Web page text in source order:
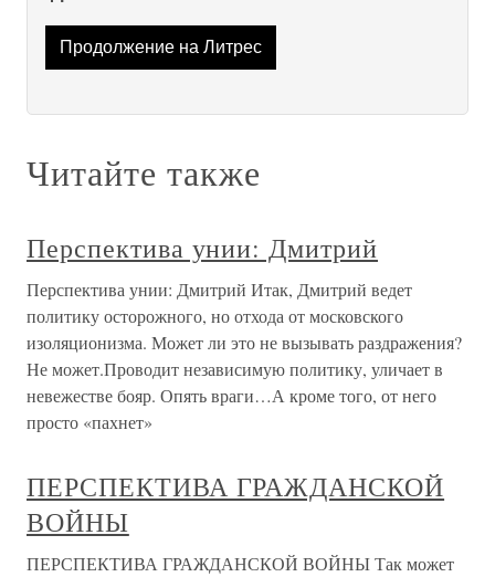
Продолжение на Литрес
Читайте также
Перспектива унии: Дмитрий
Перспектива унии: Дмитрий Итак, Дмитрий ведет
политику осторожного, но отхода от московского
изоляционизма. Может ли это не вызывать раздражения?
Не может.Проводит независимую политику, уличает в
невежестве бояр. Опять враги…А кроме того, от него
просто «пахнет»
ПЕРСПЕКТИВА ГРАЖДАНСКОЙ
ВОЙНЫ
ПЕРСПЕКТИВА ГРАЖДАНСКОЙ ВОЙНЫ Так может